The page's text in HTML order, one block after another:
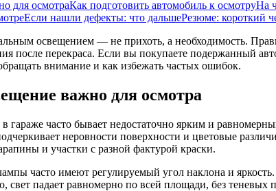
для осмотраКак подготовить автомобиль к осмотруНа
Если нашли дефекты: что дальшеРезюме: короткий
освещением — не прихоть, а необходимость.
после перекраса. Если вы покупаете подержанный
внимание и как избежать частых ошибок.
важно для осмотра
гараже часто бывает недостаточно ярким и
неровности поверхности и цветовые
и участки с разной фактурой краски.
часто имеют регулируемый угол наклона и
свет падает равномерно по всей площади, без теневых